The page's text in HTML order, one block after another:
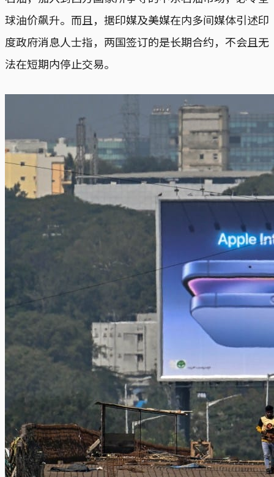
球油价飙升。而且，据印媒及美媒在内多间媒体引述印
度政府消息人士指，两国签订的是长期合约，不会且无
法在短期内停止交易。